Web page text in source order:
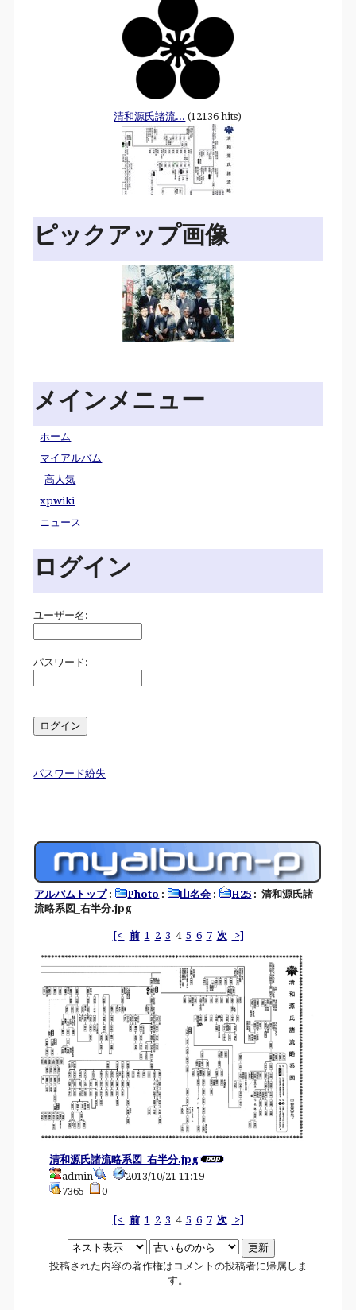
清和源氏諸流... (12136 hits)
ピックアップ画像
メインメニュー
ホーム
マイアルバム
高人気
xpwiki
ニュース
ログイン
ユーザー名:
パスワード:
パスワード紛失
アルバムトップ: Photo : 山名会 : H25 : 清和源氏諸
流略系図_右半分.jpg
[< 前 1 2 3 4 5 6 7 次 >]
清和源氏諸流略系図_右半分.jpg
admin
2013/10/21 11:19
7365
0
[< 前 1 2 3 4 5 6 7 次 >]
投稿された内容の著作権はコメントの投稿者に帰属しま
す。